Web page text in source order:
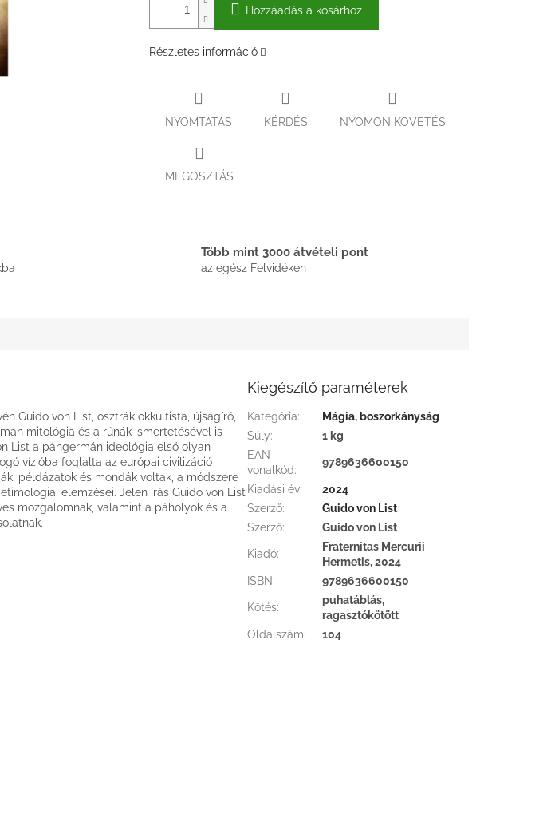
Hozzáadás a kosárhoz
Részletes információ
NYOMTATÁS KÉRDÉS NYOMON KÖVETÉS
MEGOSZTÁS
Több mint 3000 átvételi pont
az egész Felvidéken
Guido von List, osztrák okkultista, újságíró,
mitológia és a rúnák ismertetésével is
List a pángermán ideológia első olyan
vízióba foglalta az európai civilizáció
példázatok és mondák voltak, a módszere
elemzései. Jelen írás Guido von List
mozgalomnak, valamint a páholyok és a
Kiegészítő paraméterek
Kategória:
Mágia, boszorkányság
Súly:
1 kg
EAN
vonalkód:
9789636600150
Kiadási év:
2024
Szerző:
Guido von List
Szerző: Guido von List
Kiadó:
Fraternitas Mercurii
Hermetis, 2024
ISBN: 9789636600150
Kötés:
puhatáblás,
ragasztókötött
Oldalszám: 104